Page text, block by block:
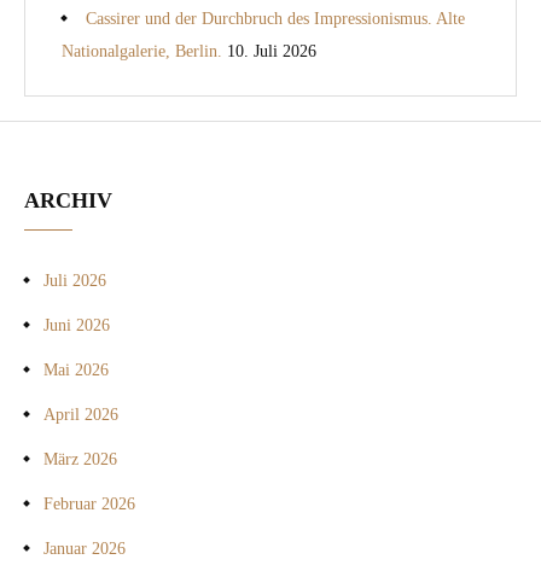
Cassirer und der Durchbruch des Impressionismus. Alte
Nationalgalerie, Berlin. 10. Juli 2026
ARCHIV
Juli 2026
Juni 2026
Mai 2026
April 2026
März 2026
Februar 2026
Januar 2026